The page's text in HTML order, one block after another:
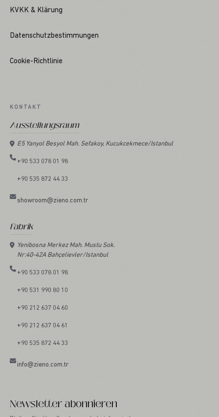
KVKK & Klärung
Datenschutzbestimmungen
Cookie-Richtlinie
KONTAKT
Ausstellungsraum
E5 Yanyol Besyol Mah. Sefakoy, Kucukcekmece/Istanbul
+90 533 078 01 98
+90 535 872 44 33
showroom@zieno.com.tr
Fabrik
Yenibosna Merkez Mah. Mustu Sok.
Nr:40-42A Bahçelievler/Istanbul
+90 533 078 01 98
+90 531 990 80 10
+90 212 637 04 60
+90 212 637 04 61
+90 535 872 44 33
info@zieno.com.tr
Newsletter abonnieren